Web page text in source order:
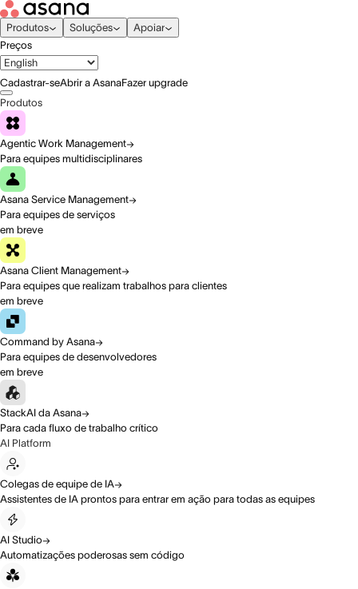
Produtos Soluções
Apoiar
Preços
Cadastrar-seAbrir a AsanaFazer upgrade
Produtos
Agentic Work Management
Para equipes multidisciplinares
Asana Service Management
Para equipes de serviços
em breve
Asana Client Management
Para equipes que realizam trabalhos para clientes
em breve
Command by Asana
Para equipes de desenvolvedores
em breve
StackAI da Asana
Para cada fluxo de trabalho crítico
AI Platform
Colegas de equipe de IA
Assistentes de IA prontos para entrar em ação para todas as equipes
AI Studio
Automatizações poderosas sem código